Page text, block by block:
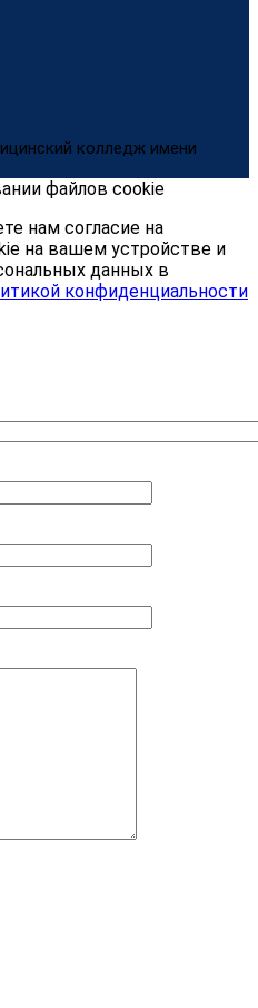
колледж имени
файлов cookie
нам согласие на
на вашем устройстве и
данных в
конфиденциальности